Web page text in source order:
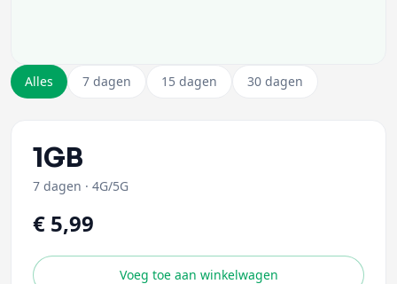
Alles 7 dagen 15 dagen 30 dagen
1GB
7 dagen · 4G/5G
€ 5,99
Voeg toe aan winkelwagen